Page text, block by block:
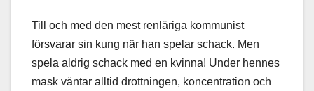
Till och med den mest renläriga kommunist
försvarar sin kung när han spelar schack. Men
spela aldrig schack med en kvinna! Under hennes
mask väntar alltid drottningen, koncentration och